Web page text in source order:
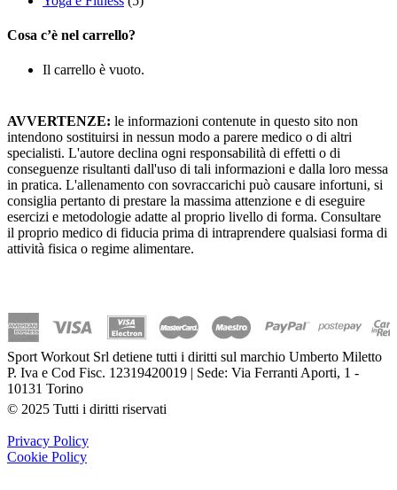
Cosa c’è nel carrello?
Il carrello è vuoto.
AVVERTENZE: le informazioni contenute in questo sito non
intendono sostituirsi in nessun modo a parere medico o di altri
specialisti. L'autore declina ogni responsabilità di effetti o di
conseguenze risultanti dall'uso di tali informazioni e dalla loro messa
in pratica. L'allenamento con sovraccarichi può causare infortuni, si
consiglia pertanto di prestare la massima attenzione e di eseguire
esercizi e metodologie adatte al proprio livello di forma. Consultare
il proprio medico di fiducia prima di intraprendere qualsiasi forma di
attività fisica o regime alimentare.
Sport Workout Srl detiene tutti i diritti sul marchio Umberto Miletto
P. Iva e Cod Fisc. 12319420019 | Sede: Via Ferranti Aporti, 1 -
10131 Torino
© 2025 Tutti i diritti riservati
Privacy Policy
Cookie Policy